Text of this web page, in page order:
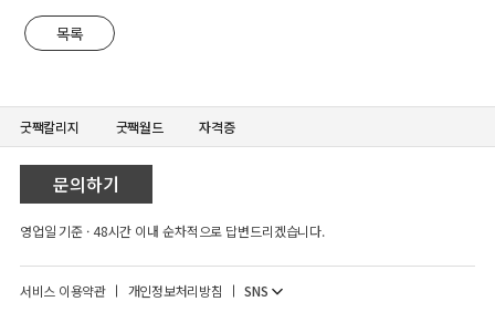
목록
굿짹칼리지 굿짹월드 자격증
서비스 이용약관 개인정보처리방침 SNS
문의하기
영업일 기준 · 48시간 이내 순차적으로 답변드리겠습니다.